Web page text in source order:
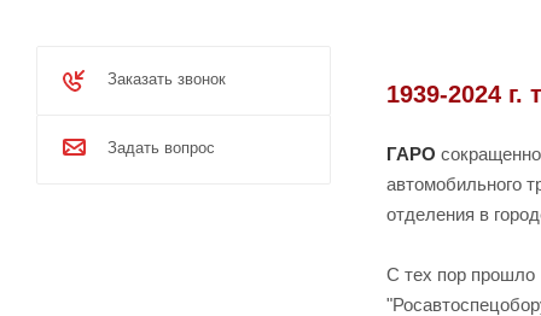
1939-2024 г.
ГАРО
автомобильного
отделения в
С тех пор прошло
Заказать звонок
Задать вопрос